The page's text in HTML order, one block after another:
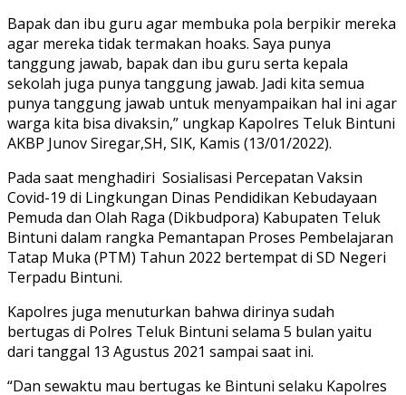
Bapak dan ibu guru agar membuka pola berpikir mereka
agar mereka tidak termakan hoaks. Saya punya
tanggung jawab, bapak dan ibu guru serta kepala
sekolah juga punya tanggung jawab. Jadi kita semua
punya tanggung jawab untuk menyampaikan hal ini agar
warga kita bisa divaksin,” ungkap Kapolres Teluk Bintuni
AKBP Junov Siregar,SH, SIK, Kamis (13/01/2022).
Pada saat menghadiri Sosialisasi Percepatan Vaksin
Covid-19 di Lingkungan Dinas Pendidikan Kebudayaan
Pemuda dan Olah Raga (Dikbudpora) Kabupaten Teluk
Bintuni dalam rangka Pemantapan Proses Pembelajaran
Tatap Muka (PTM) Tahun 2022 bertempat di SD Negeri
Terpadu Bintuni.
Kapolres juga menuturkan bahwa dirinya sudah
bertugas di Polres Teluk Bintuni selama 5 bulan yaitu
dari tanggal 13 Agustus 2021 sampai saat ini.
“Dan sewaktu mau bertugas ke Bintuni selaku Kapolres